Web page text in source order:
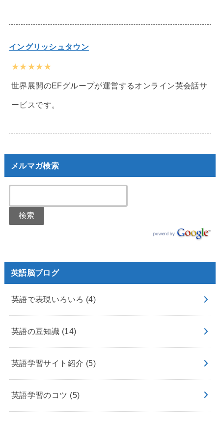
イングリッシュタウン
★★★★★
世界展開のEFグループが運営するオンライン英会話サ
ービスです。
メルマガ検索
英語脳ブログ
英語で表現いろいろ (4)
英語の豆知識 (14)
英語学習サイト紹介 (5)
英語学習のコツ (5)